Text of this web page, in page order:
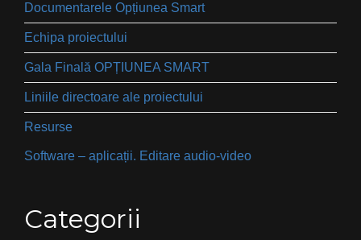
Documentarele Opțiunea Smart
Echipa proiectului
Gala Finală OPȚIUNEA SMART
Liniile directoare ale proiectului
Resurse
Software – aplicații. Editare audio-video
Categorii